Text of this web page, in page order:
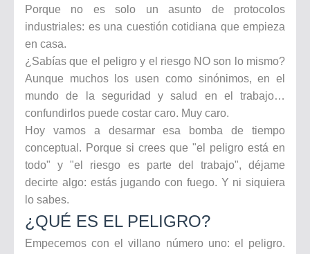
Porque no es solo un asunto de protocolos
industriales: es una cuestión cotidiana que empieza
en casa.
¿Sabías que el peligro y el riesgo NO son lo mismo?
Aunque muchos los usen como sinónimos, en el
mundo de la seguridad y salud en el trabajo…
confundirlos puede costar caro. Muy caro.
Hoy vamos a desarmar esa bomba de tiempo
conceptual. Porque si crees que "el peligro está en
todo" y "el riesgo es parte del trabajo", déjame
decirte algo: estás jugando con fuego. Y ni siquiera
lo sabes.
¿QUÉ ES EL PELIGRO?
Empecemos con el villano número uno: el peligro.